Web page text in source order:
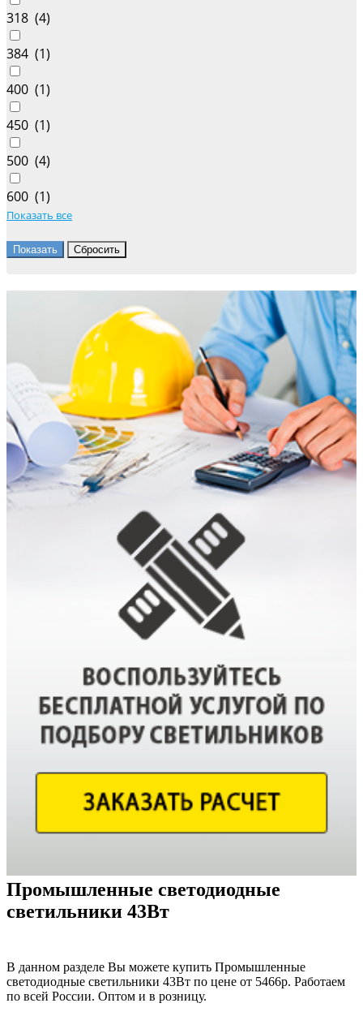
318 (4)
384 (1)
400 (1)
450 (1)
500 (4)
600 (1)
Показать все
Промышленные светодиодные
светильники 43Вт
В данном разделе Вы можете купить Промышленные
светодиодные светильники 43Вт по цене от 5466р. Работаем
по всей России. Оптом и в розницу.